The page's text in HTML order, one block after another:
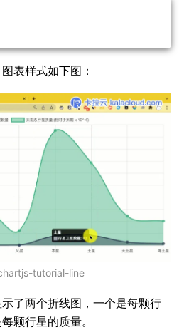
表样式如下图：
tutorial-line
了两个折线图，一个是每颗行
颗行星的质量。